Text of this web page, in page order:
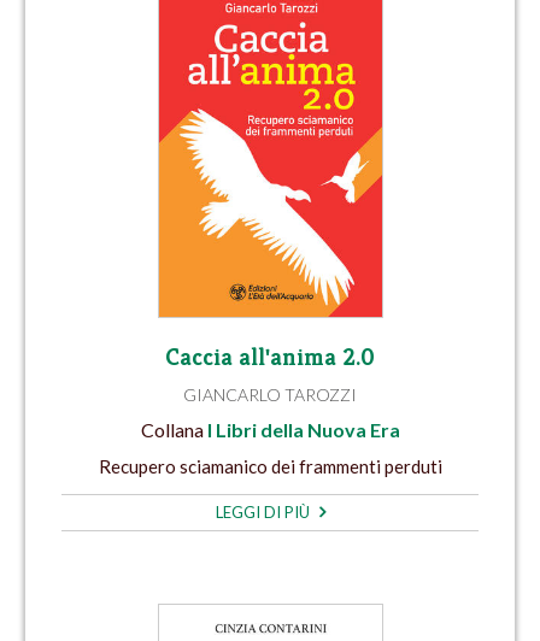
Caccia all'anima 2.0
GIANCARLO TAROZZI
Collana I Libri della Nuova Era
Recupero sciamanico dei frammenti perduti
LEGGI DI PIÙ